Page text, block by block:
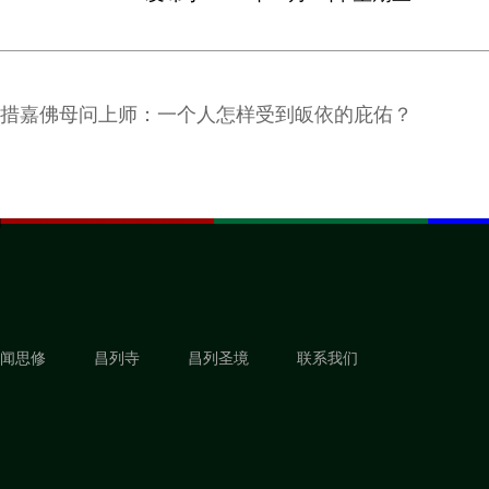
措嘉佛母问上师：一个人怎样受到皈依的庇佑？
闻思修 昌列寺 昌列圣境 联系我们